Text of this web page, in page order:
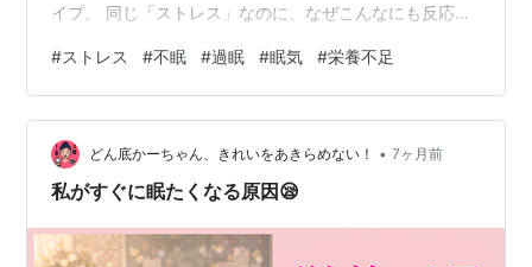
イプ。 同じ「ストレス」なのに、なぜこんなにも反応が
る or 立ち向かう」 ストレスを感じると、体は無意識にど
ちらかの反応を選びます。 緊張を高める方向 エネルギー
を節約する方向 この違いが、「眠れない」と「眠くな
る」の差につながります。 ストレスで眠れなくなる場合
の理由 ① 頭が休まらない（交感神経が優位） 心配事や
#ストレス #不眠 #過眠 #眠気 #栄養不足
どん底かーちゃん、きれいをあきらめない！ • 7ヶ月前
私がすぐに眠たくなる原因😪